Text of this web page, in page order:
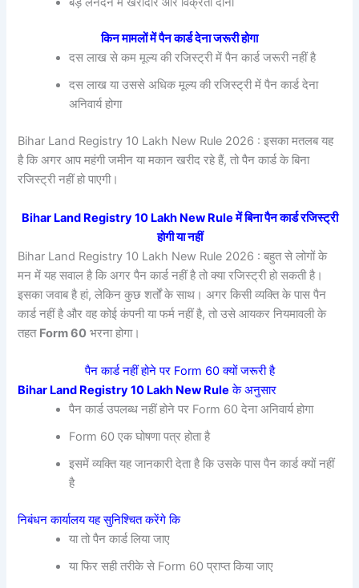
किन मामलों में पैन कार्ड देना जरूरी होगा
दस लाख से कम मूल्य की रजिस्ट्री में पैन कार्ड जरूरी नहीं है
दस लाख या उससे अधिक मूल्य की रजिस्ट्री में पैन कार्ड देना
अनिवार्य होगा
Bihar Land Registry 10 Lakh New Rule 2026 : इसका मतलब यह
है कि अगर आप महंगी जमीन या मकान खरीद रहे हैं, तो पैन कार्ड के बिना
रजिस्ट्री नहीं हो पाएगी।
Bihar Land Registry 10 Lakh New Rule में बिना पैन कार्ड रजिस्ट्री
होगी या नहीं
Bihar Land Registry 10 Lakh New Rule 2026 : बहुत से लोगों के
मन में यह सवाल है कि अगर पैन कार्ड नहीं है तो क्या रजिस्ट्री हो सकती है।
इसका जवाब है हां, लेकिन कुछ शर्तों के साथ। अगर किसी व्यक्ति के पास पैन
कार्ड नहीं है और वह कोई कंपनी या फर्म नहीं है, तो उसे आयकर नियमावली के
तहत Form 60 भरना होगा।
पैन कार्ड नहीं होने पर Form 60 क्यों जरूरी है
Bihar Land Registry 10 Lakh New Rule के अनुसार
पैन कार्ड उपलब्ध नहीं होने पर Form 60 देना अनिवार्य होगा
Form 60 एक घोषणा पत्र होता है
इसमें व्यक्ति यह जानकारी देता है कि उसके पास पैन कार्ड क्यों नहीं
है
निबंधन कार्यालय यह सुनिश्चित करेंगे कि
या तो पैन कार्ड लिया जाए
या फिर सही तरीके से Form 60 प्राप्त किया जाए